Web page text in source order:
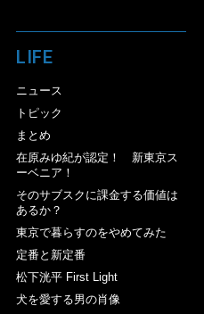
LIFE
ニュース
トピック
まとめ
在原みゆ紀が認定！ 新東京ス
ーベニア！
そのサブスクに課金する価値は
あるか？
東京で暮らすのをやめてみた
定番と新定番
松下洸平 First Light
犬を愛する男の肖像